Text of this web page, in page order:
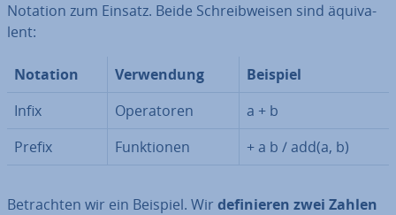
Notation zum Einsatz. Beide Schreib­wei­sen sind äqui­va­
lent:
Notation Ver­wen­dung
Beispiel
Infix
Ope­ra­to­ren
a + b
Prefix
Funk­tio­nen + a b / add(a, b)
Be­trach­ten wir ein Beispiel. Wir de­fi­nie­ren zwei Zahlen